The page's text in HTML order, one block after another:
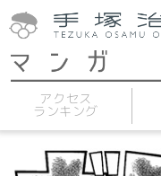
アクセス
ランキング